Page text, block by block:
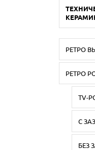
РЕТРО
РЕТРО
TV-
С
БЕЗ